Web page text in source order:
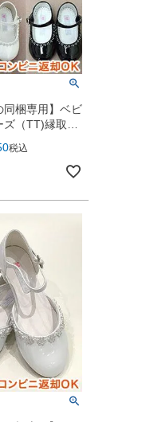
同梱専用】ベビ
（TT)縁取り
13cm 14cm
レス 結婚式
女の子 子供
黒色
税込